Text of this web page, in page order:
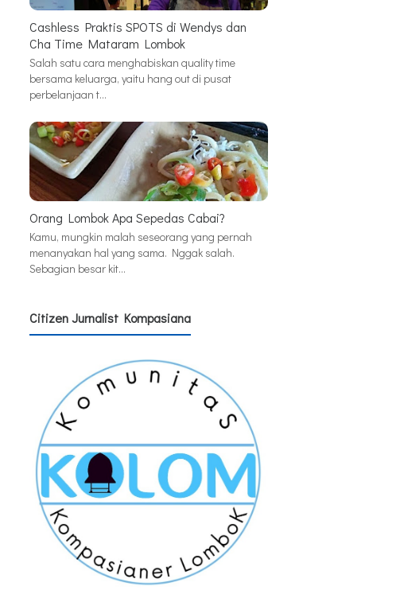
Cashless Praktis SPOTS di Wendys dan
Cha Time Mataram Lombok
Salah satu cara menghabiskan quality time
bersama keluarga, yaitu hang out di pusat
perbelanjaan t…
Orang Lombok Apa Sepedas Cabai?
Kamu, mungkin malah seseorang yang pernah
menanyakan hal yang sama. Nggak salah.
Sebagian besar kit…
Citizen Jurnalist Kompasiana